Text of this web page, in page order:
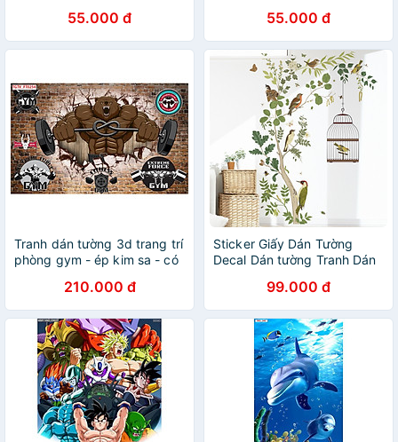
Hoa Lá Phong Cách Vintage
ZDB-2579
55.000 đ
Hoa Lá Mèo Chim Phong
Cách Vintage ZDB-2274
55.000 đ
Tranh dán tường 3d trang trí
phòng gym - ép kim sa - có
210.000 đ
Sticker Giấy Dán Tường
Decal Dán tường Tranh Dán
Đàn Chim Làm Tổ ZH-1013
99.000 đ